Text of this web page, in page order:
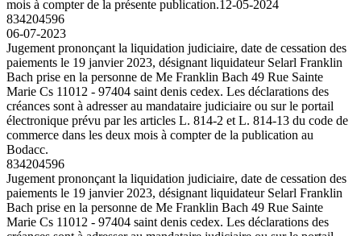
mois à compter de la présente publication.12-05-2024
834204596
06-07-2023
Jugement prononçant la liquidation judiciaire, date de cessation des
paiements le 19 janvier 2023, désignant liquidateur Selarl Franklin
Bach prise en la personne de Me Franklin Bach 49 Rue Sainte
Marie Cs 11012 - 97404 saint denis cedex. Les déclarations des
créances sont à adresser au mandataire judiciaire ou sur le portail
électronique prévu par les articles L. 814-2 et L. 814-13 du code de
commerce dans les deux mois à compter de la publication au
Bodacc.
834204596
Jugement prononçant la liquidation judiciaire, date de cessation des
paiements le 19 janvier 2023, désignant liquidateur Selarl Franklin
Bach prise en la personne de Me Franklin Bach 49 Rue Sainte
Marie Cs 11012 - 97404 saint denis cedex. Les déclarations des